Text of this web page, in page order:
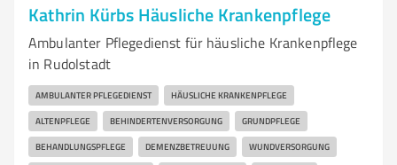
Kathrin Kürbs Häusliche Krankenpflege
Ambulanter Pflegedienst für häusliche Krankenpflege
in Rudolstadt
AMBULANTER PFLEGEDIENST HÄUSLICHE KRANKENPFLEGE
ALTENPFLEGE BEHINDERTENVERSORGUNG GRUNDPFLEGE
BEHANDLUNGSPFLEGE DEMENZBETREUUNG WUNDVERSORGUNG